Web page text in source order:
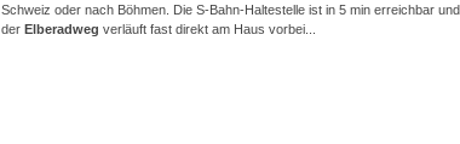
Schweiz oder nach Böhmen. Die S-Bahn-Haltestelle ist in 5 min erreichbar und
der Elberadweg verläuft fast direkt am Haus vorbei...